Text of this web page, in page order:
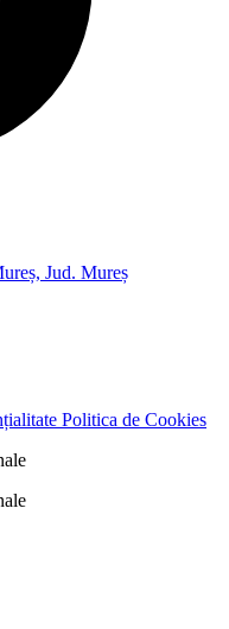
Jud. Mureș
Politica de Cookies